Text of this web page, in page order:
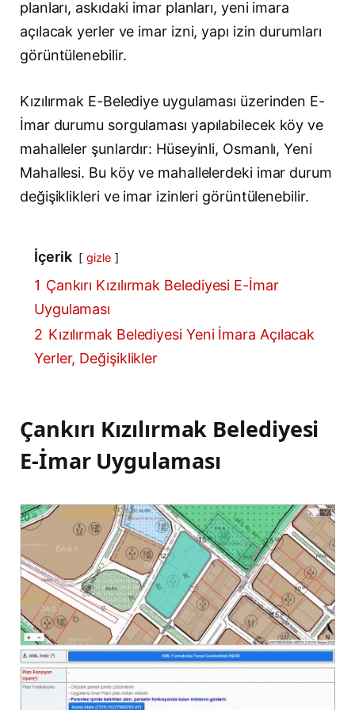
planları, askıdaki imar planları, yeni imara
açılacak yerler ve imar izni, yapı izin durumları
görüntülenebilir.
Kızılırmak E-Belediye uygulaması üzerinden E-
İmar durumu sorgulaması yapılabilecek köy ve
mahalleler şunlardır: Hüseyinli, Osmanlı, Yeni
Mahallesi. Bu köy ve mahallelerdeki imar durum
değişiklikleri ve imar izinleri görüntülenebilir.
İçerik gizle
1 Çankırı Kızılırmak Belediyesi E-İmar
Uygulaması
2 Kızılırmak Belediyesi Yeni İmara Açılacak
Yerler, Değişiklikler
Çankırı Kızılırmak Belediyesi
E-İmar Uygulaması